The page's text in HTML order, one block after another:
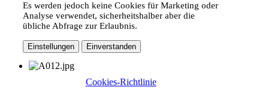
Es werden jedoch keine Cookies für Marketing oder
Analyse verwendet, sicherheitshalber aber die
übliche Abfrage zur Erlaubnis.
Einstellungen Einverstanden
Cookies-Richtlinie